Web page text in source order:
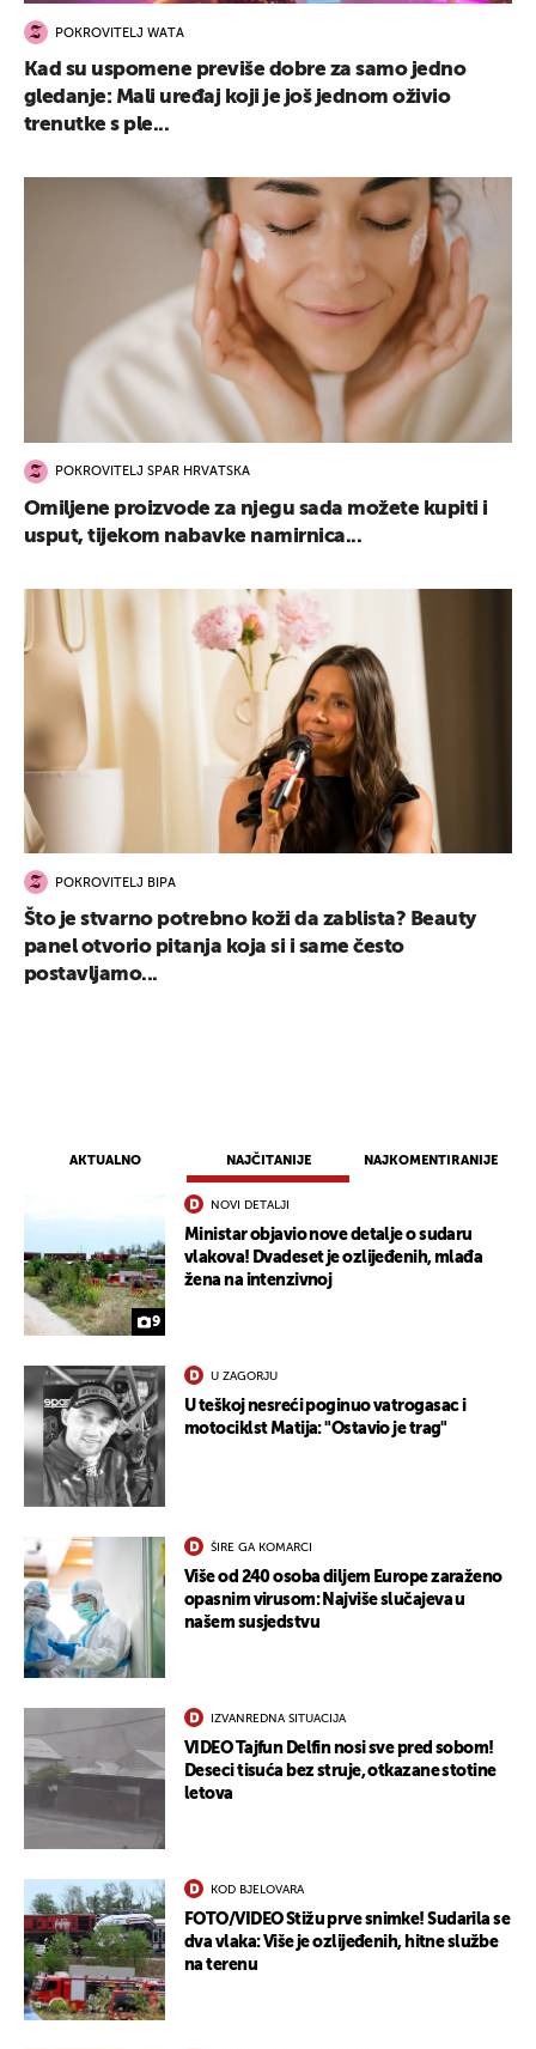
AKTUALNO NAJČITANIJE NAJKOMENTIRANIJE
9
NOVI DETALJI
Ministar objavio nove detalje o sudaru
vlakova! Dvadeset je ozlijeđenih, mlađa
žena na intenzivnoj
U ZAGORJU
U teškoj nesreći poginuo vatrogasac i
motociklst Matija: "Ostavio je trag"
ŠIRE GA KOMARCI
Više od 240 osoba diljem Europe zaraženo
opasnim virusom: Najviše slučajeva u
našem susjedstvu
IZVANREDNA SITUACIJA
VIDEO Tajfun Delfin nosi sve pred sobom!
Deseci tisuća bez struje, otkazane stotine
letova
KOD BJELOVARA
FOTO/VIDEO Stižu prve snimke! Sudarila se
dva vlaka: Više je ozlijeđenih, hitne službe
na terenu
POKROVITELJ WATA
Kad su uspomene previše dobre za samo jedno
gledanje: Mali uređaj koji je još jednom oživio
trenutke s ple...
POKROVITELJ SPAR HRVATSKA
Omiljene proizvode za njegu sada možete kupiti i
usput, tijekom nabavke namirnica...
POKROVITELJ BIPA
Što je stvarno potrebno koži da zablista? Beauty
panel otvorio pitanja koja si i same često
postavljamo...